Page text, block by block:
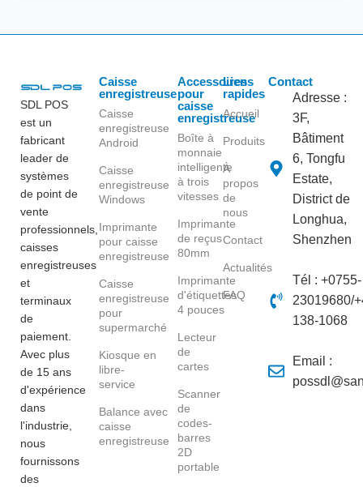
SDL POS
est un
fabricant
leader de
systèmes
de point de
vente
professionnels,
caisses
enregistreuses
et
terminaux
de
paiement.
Avec plus
de 15 ans
d'expérience
dans
l'industrie,
nous
fournissons
des
Caisse
enregistreuse
Caisse
enregistreuse
Android
Caisse
enregistreuse
Windows
Imprimante
pour caisse
enregistreuse
Caisse
enregistreuse
pour
supermarché
Kiosque en
libre-
service
Balance avec
caisse
enregistreuse
Accessoires
pour
caisse
enregistreuse
Boîte à
monnaie
intelligente
à trois
vitesses
Imprimante
de reçus
80mm
Imprimante
d'étiquettes
4 pouces
Lecteur
de
cartes
Scanner
de
codes-
barres
2D
portable
Liens
rapides
Accueil
Produits
À
propos
de
nous
Contact
Actualités
FAQ
Contact
Adresse :
3F,
Bâtiment
6, Tongfu
Estate,
District de
Longhua,
Shenzhen
Tél : +0755-
23019680/
138-1068
Email :